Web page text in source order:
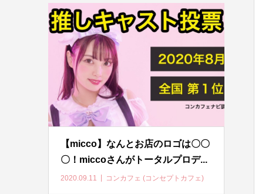
【micco】なんとお店のロゴは〇〇
〇！miccoさんがトータルプロデ...
2020.09.11 コンカフェ (コンセプトカフェ)